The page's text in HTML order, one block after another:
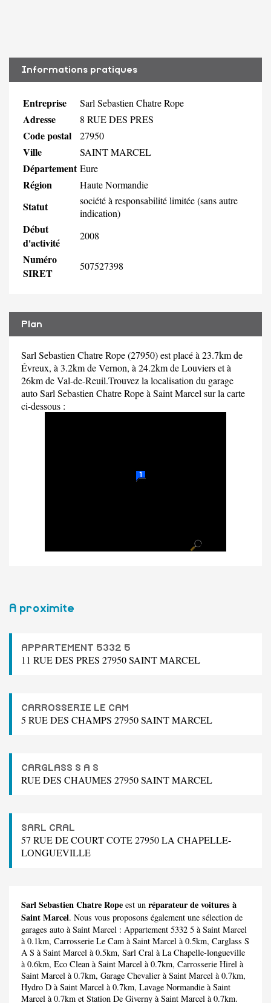
Informations pratiques
Entreprise Sarl Sebastien Chatre Rope
Adresse 8 RUE DES PRES
Code postal 27950
Ville SAINT MARCEL
Département Eure
Région Haute Normandie
Statut
société à responsabilité limitée (sans autre
indication)
Début
d'activité
2008
Numéro
SIRET
507527398
Plan
Sarl Sebastien Chatre Rope (27950) est placé à 23.7km de
Évreux, à 3.2km de Vernon, à 24.2km de Louviers et à
26km de Val-de-Reuil.Trouvez la localisation du garage
auto Sarl Sebastien Chatre Rope à Saint Marcel sur la carte
ci-dessous :
A proximite
APPARTEMENT 5332 5
11 RUE DES PRES 27950 SAINT MARCEL
CARROSSERIE LE CAM
5 RUE DES CHAMPS 27950 SAINT MARCEL
CARGLASS S A S
RUE DES CHAUMES 27950 SAINT MARCEL
SARL CRAL
57 RUE DE COURT COTE 27950 LA CHAPELLE-
LONGUEVILLE
Sarl Sebastien Chatre Rope est un réparateur de voitures à
Saint Marcel. Nous vous proposons également une sélection de
garages auto à Saint Marcel : Appartement 5332 5 à Saint Marcel
à 0.1km, Carrosserie Le Cam à Saint Marcel à 0.5km, Carglass S
A S à Saint Marcel à 0.5km, Sarl Cral à La Chapelle-longueville
à 0.6km, Eco Clean à Saint Marcel à 0.7km, Carrosserie Hirel à
Saint Marcel à 0.7km, Garage Chevalier à Saint Marcel à 0.7km,
Hydro D à Saint Marcel à 0.7km, Lavage Normandie à Saint
Marcel à 0.7km et Station De Giverny à Saint Marcel à 0.7km.